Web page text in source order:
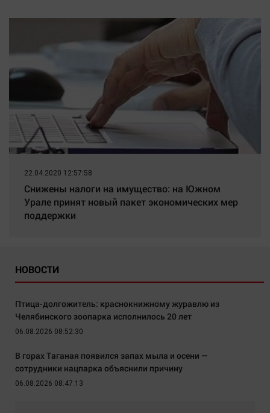
22.04.2020 12:57:58
Снижены налоги на имущество: на Южном
Урале принят новый пакет экономических мер
поддержки
НОВОСТИ
Птица-долгожитель: краснокнижному журавлю из
Челябинского зоопарка исполнилось 20 лет
06.08.2026 08:52:30
В горах Таганая появился запах мыла и осени —
сотрудники нацпарка объяснили причину
06.08.2026 08:47:13